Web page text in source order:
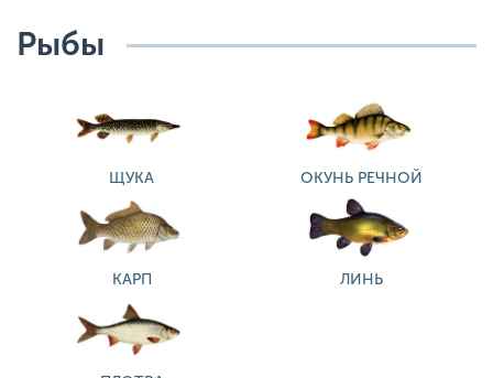
Рыбы
ЩУКА ОКУНЬ РЕЧНОЙ
КАРП ЛИНЬ